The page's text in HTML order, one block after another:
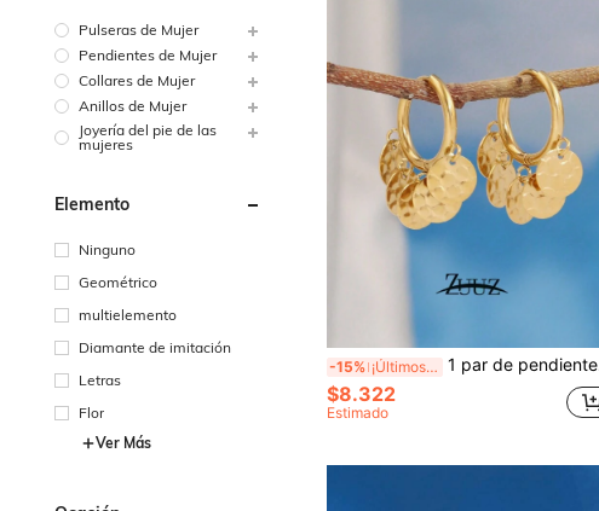
Pulseras de Mujer
Pendientes de Mujer
Collares de Mujer
Anillos de Mujer
Joyería del pie de las
mujeres
Elemento
Ninguno
Geométrico
multielemento
Diamante de imitación
Letras
Flor
Ver Más
-15% ¡Últimos 3 días 1 par de pendientes de acero inoxidable chapado en oro con colgante redondo martillado, estilo punk, joyería para mujer, regalo para fiesta
$8.322
Estimado